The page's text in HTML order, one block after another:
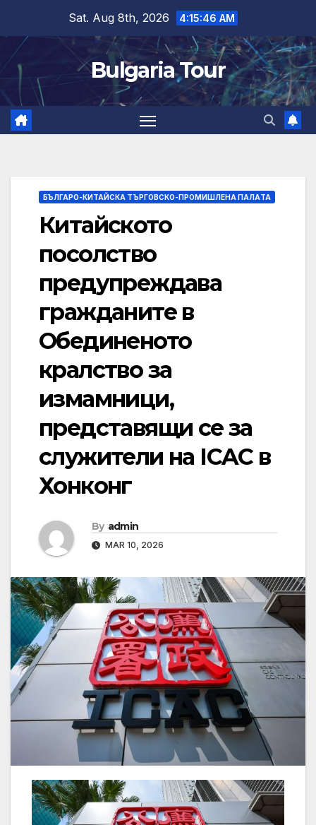
content
Sat. Aug 8th, 2026 4:15:47 AM
Bulgaria Tour
БЪЛГАРО-КИТАЙСКА ТЪРГОВСКО-ПРОМИШЛЕНА ПАЛAТА
Китайското
посолство
предупреждава
гражданите в
Обединеното
кралство за
измамници,
представящи се за
служители на ICAC в
Хонконг
By admin
MAR 10, 2026